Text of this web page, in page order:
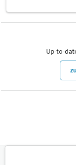
Up-to-